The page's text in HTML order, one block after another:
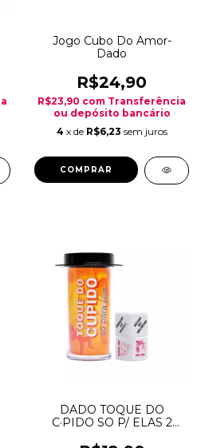
Jogo Cubo Do Amor-
Dado
R$24,90
R$23,90 com Transferência
ou depósito bancário
4 x de R$6,23 sem juros
DADO TOQUE DO
C·PIDO SO P/ ELAS 2